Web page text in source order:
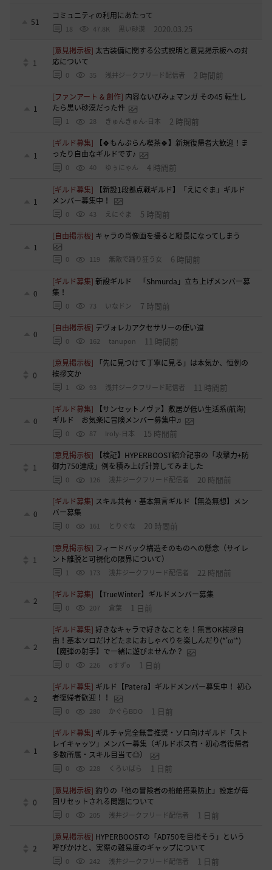
51
コミュニティの利用にあたって
18 47.8K 黒い砂漠 2020.03.25
1
[意見掲示板] 太古装備に関する公式説明と意見掲示板への対
応について
0 35 浅井ジークフリード配信者 2 時間前
1
[ファンアート & 創作] 内容ないびみょマンガ その45 転生し
たら黒い砂漠だった件
1 28 きゅんきゅん-日本 2 時間前
1
[ギルド募集]
【🍀もんぶらん喫茶🍀】新規復帰者大歓迎！ま
ったり自由なギルドです♪
0 40 ゆぅにゃん 4 時間前
1
[ギルド募集]
【新設1段拠点戦ギルド】「えにぐま」ギルド
メンバー募集中！
0 43 えにぐま 5 時間前
1
[自由掲示板] キャラの肖像画を撮ると縦長になってしまう
0 119 無敵で踊り狂う女 6 時間前
0
[ギルド募集]新設ギルド 「Shmurda」立ち上げメンバー募
集！
0 73 いなドン 7 時間前
0
[自由掲示板] デヴォレカアクセサリーの使い道
0 162 tanupon 11 時間前
0
[意見掲示板]
「先に見つけて丁寧に見る」は本気か、恒例の
挨拶文か
1 93 浅井ジークフリード配信者 11 時間前
0
[ギルド募集]
【サンセットノヴァ】敷居が低い生活系(航海)
ギルド お気楽に冒険メンバー募集中♫
0 87 Iroly-日本 15 時間前
1
[意見掲示板]
【検証】HYPERBOOST紹介記事の「攻撃力+防
御力750達成」例を積み上げ計算してみました
0 126 浅井ジークフリード配信者 20 時間前
0
[ギルド募集] スキル共有・基本無言ギルド【無為無想】メン
バー募集
0 161 とりぐな 20 時間前
1
[意見掲示板] フィードバック構造そのものへの懸念（サイレ
ント離脱と可視化の限界について）
1 173 浅井ジークフリード配信者 22 時間前
2
[ギルド募集] 【TrueWinter】ギルドメンバー募集
0 207 倉葉 1 日前
2
[ギルド募集]好きなキャラで好きなことを！無言OK挨拶自
由！基本ソロだけどたまにおしゃべりを楽しんだり(*'ω'*)
【魔弾の射手】で一緒に遊びませんか？
0 226 oすずo 1 日前
2
[ギルド募集] ギルド【Patera】ギルドメンバー募集中！ 初心
者復帰者歓迎！！
0 280 かぐらBDO 1 日前
1
[ギルド募集] ギルチャ完全無言推奨・ソロ向けギルド「スト
レイキャッツ」メンバー募集（ギルドボス有・初心者復帰者
多数所属・スキル目当て◎）
0 228 くろいばら 1 日前
0
[意見掲示板]釣りの「他の冒険者の船舶搭乗防止」設定が毎
回リセットされる問題について
0 205 浅井ジークフリード配信者 1 日前
2
[意見掲示板] HYPERBOOSTの「AD750を目指そう」という
呼びかけと、実際の難易度のギャップについて
0 242 浅井ジークフリード配信者 1 日前